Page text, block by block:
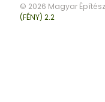
© 2026 Magyar
(FÉNY) 2.2